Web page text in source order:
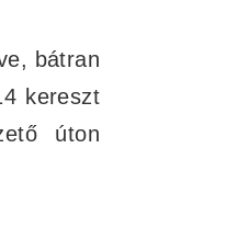
bátran
kereszt
úton